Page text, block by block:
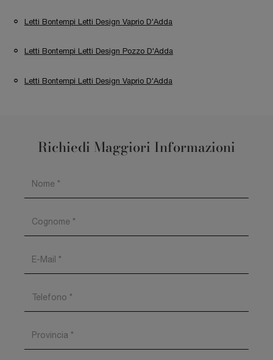
Letti Bontempi Letti Design Vaprio D'Adda
Letti Bontempi Letti Design Pozzo D'Adda
Letti Bontempi Letti Design Vaprio D'Adda
Richiedi Maggiori Informazioni